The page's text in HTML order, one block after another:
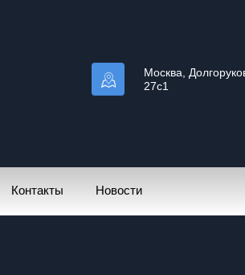
Москва,
27с1
Контакты Новости